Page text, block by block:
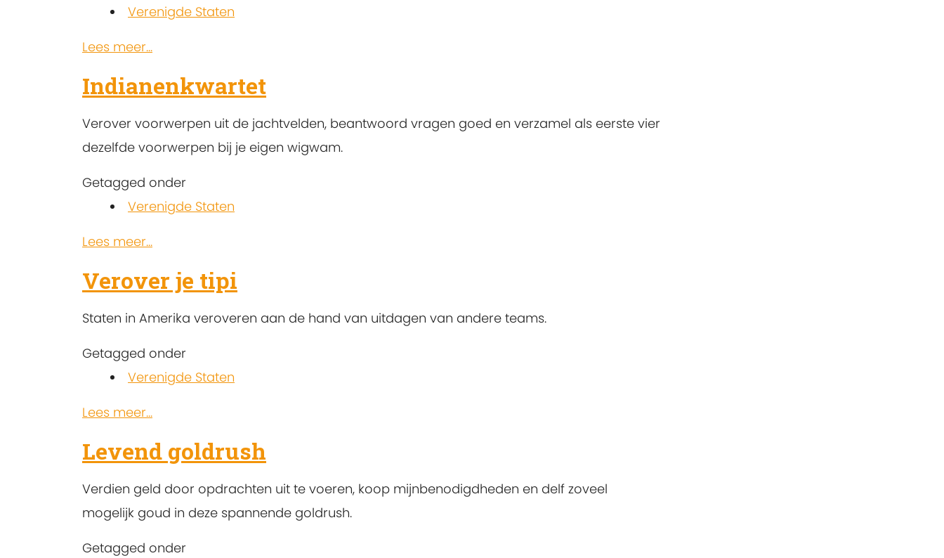
Verenigde Staten
Lees meer...
Indianenkwartet
Verover voorwerpen uit de jachtvelden, beantwoord vragen goed en verzamel als eerste vier
dezelfde voorwerpen bij je eigen wigwam.
Getagged onder
Verenigde Staten
Lees meer...
Verover je tipi
Staten in Amerika veroveren aan de hand van uitdagen van andere teams.
Getagged onder
Verenigde Staten
Lees meer...
Levend goldrush
Verdien geld door opdrachten uit te voeren, koop mijnbenodigdheden en delf zoveel
mogelijk goud in deze spannende goldrush.
Getagged onder